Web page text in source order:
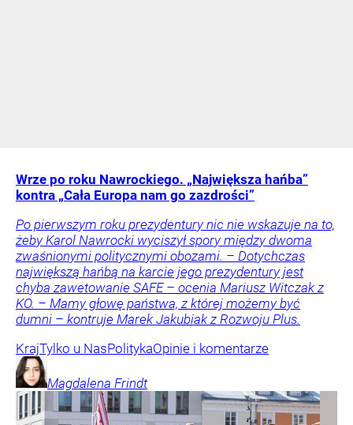
Wrze po roku Nawrockiego. „Największa hańba”
kontra „Cała Europa nam go zazdrości”
Po pierwszym roku prezydentury nic nie wskazuje na to,
żeby Karol Nawrocki wyciszył spory między dwoma
zwaśnionymi politycznymi obozami. – Dotychczas
największą hańbą na karcie jego prezydentury jest
chyba zawetowanie SAFE – ocenia Mariusz Witczak z
KO. – Mamy głowę państwa, z której możemy być
dumni – kontruje Marek Jakubiak z Rozwoju Plus.
KrajTylko u NasPolitykaOpinie i komentarze
Magdalena Frindt